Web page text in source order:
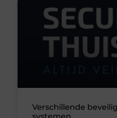
Verschillende